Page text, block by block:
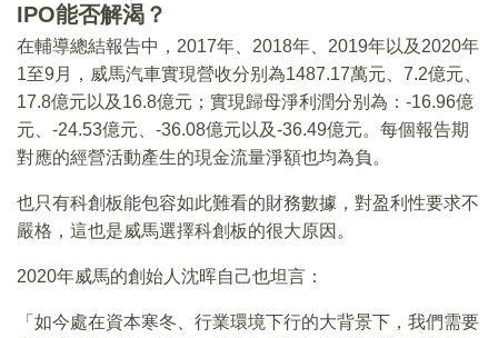
IPO能否解渴？
在輔導總結報告中，2017年、2018年、2019年以及2020年
1至9月，威馬汽車實現營收分别為1487.17萬元、7.2億元、
17.8億元以及16.8億元；實現歸母淨利潤分别為：-16.96億
元、-24.53億元、-36.08億元以及-36.49億元。每個報告期
對應的經營活動產生的現金流量淨額也均為負。
也只有科創板能包容如此難看的財務數據，對盈利性要求不
嚴格，這也是威馬選擇科創板的很大原因。
2020年威馬的創始人沈晖自己也坦言：
「如今處在資本寒冬、行業環境下行的大背景下，我們需要